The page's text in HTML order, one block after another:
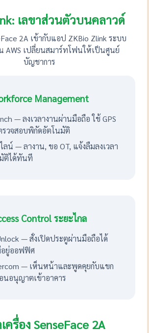
เลขาส่วนตัวบนคลาวด์
2A เข้ากับแอป ZKBio Zlink ระบบ
AWS เปลี่ยนสมาร์ทโฟนให้เป็นศูนย์
บัญชาการ
Management
— ลงเวลางานผ่านมือถือ ใช้ GPS
รวจสอบพิกัดอัตโนมัติ
น์ — ลางาน, ขอ OT, แจ้งลืมลงเวลา
ติได้ทันที
Control ระยะไกล
— สั่งเปิดประตูผ่านมือถือได้
ยู่ออฟฟิศ
— เห็นหน้าและพูดคุยกับแขก
นอนุญาตเข้าอาคาร
ครื่อง SenseFace 2A